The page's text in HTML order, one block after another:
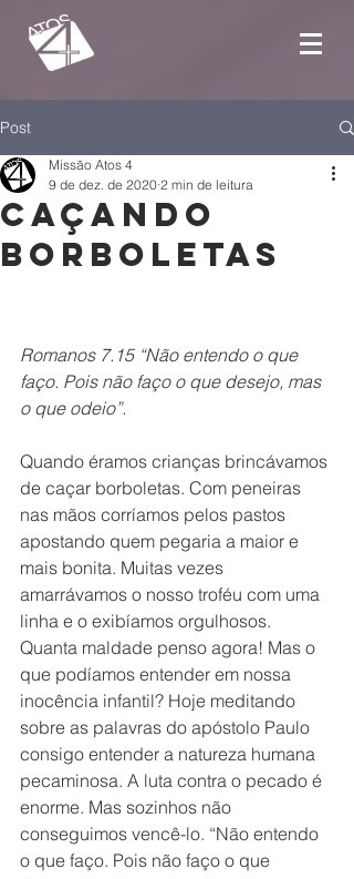
Post
Caçando
borboletas
Missão Atos 4
9 de dez. de 2020 2 min de leitura
Romanos 7.15 “Não entendo o que
faço. Pois não faço o que desejo, mas
o que odeio”.
Quando éramos crianças brincávamos
de caçar borboletas. Com peneiras
nas mãos corríamos pelos pastos
apostando quem pegaria a maior e
mais bonita. Muitas vezes
amarrávamos o nosso troféu com uma
linha e o exibíamos orgulhosos.
Quanta maldade penso agora! Mas o
que podíamos entender em nossa
inocência infantil? Hoje meditando
sobre as palavras do apóstolo Paulo
consigo entender a natureza humana
pecaminosa. A luta contra o pecado é
enorme. Mas sozinhos não
conseguimos vencê-lo. “Não entendo
o que faço. Pois não faço o que